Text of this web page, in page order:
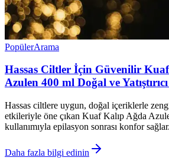
PopülerArama
Hassas Ciltler İçin Güvenilir
Azulen 400 ml Doğal ve
Hassas ciltlere uygun, doğal içeriklerle
etkileriyle öne çıkan Kuaf Kalıp Ağda
kullanımıyla epilasyon sonrası konfor sağlar.
Daha fazla bilgi edinin